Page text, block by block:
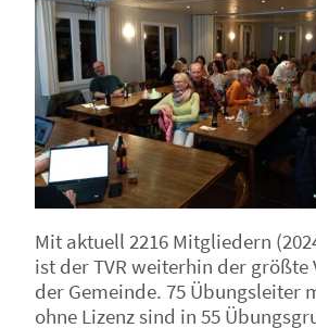
Mit aktuell 2216 Mitgliedern
ist der TVR weiterhin der größte
der Gemeinde. 75 Übungsleiter
ohne Lizenz sind in 55